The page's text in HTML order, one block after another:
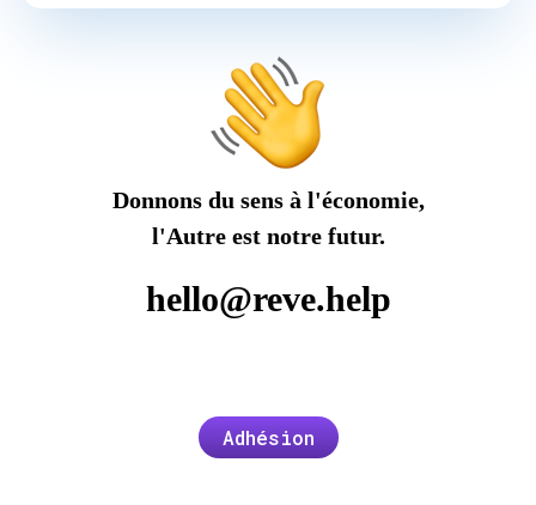
Donnons du sens à l'économie,
l'Autre est notre futur.
hello@reve.help
Adhésion